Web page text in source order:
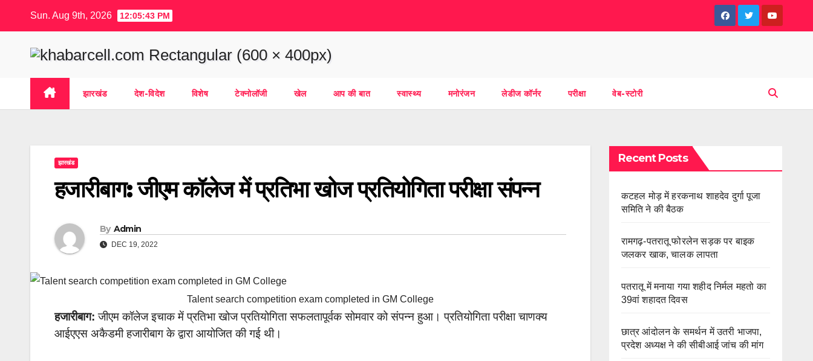
Sun. Aug 9th, 2026 12:05:43 PM
झारखंड देश-विदेश विशेष टेक्नोलॉजी खेल आप की बात स्वास्थ्य मनोरंजन लेडीज कॉर्नर परीक्षा वेब-स्टोरी
झारखंड
हजारीबाग: जीएम कॉलेज में प्रतिभा खोज प्रतियोगिता परीक्षा संपन्न
By Admin
DEC 19, 2022
Talent search competition exam completed in GM College
हजारीबाग: जीएम कॉलेज इचाक में प्रतिभा खोज प्रतियोगिता सफलतापूर्वक सोमवार को संपन्न हुआ। प्रतियोगिता परीक्षा चाणक्य
आईएएस अकैडमी हजारीबाग के द्वारा आयोजित की गई थी।
Recent Posts
कटहल मोड़ में हरकनाथ शाहदेव दुर्गा पूजा
समिति ने की बैठक
रामगढ़-पतरातू फोरलेन सड़क पर बाइक
जलकर खाक, चालक लापता
पतरातू में मनाया गया शहीद निर्मल महतो का
39वां शहादत दिवस
छात्र आंदोलन के समर्थन में उतरी भाजपा,
प्रदेश अध्यक्ष ने की सीबीआई जांच की मांग